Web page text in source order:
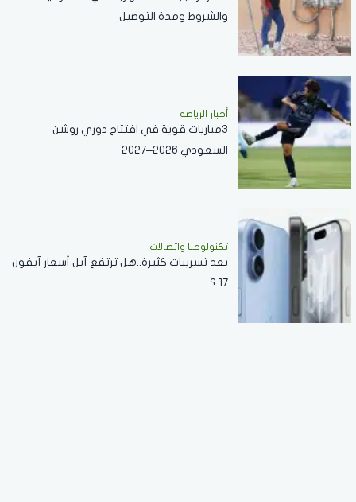
والشروط ومدة التوصيل
أخبار الرياضة
3مباريات قوية في افتتاح دوري روشن
السعودي 2026–2027
تكنولوجيا واتصالات
بعد تسريبات كثيرة..هل ترتفع آبل أسعار آيفون
17 ؟